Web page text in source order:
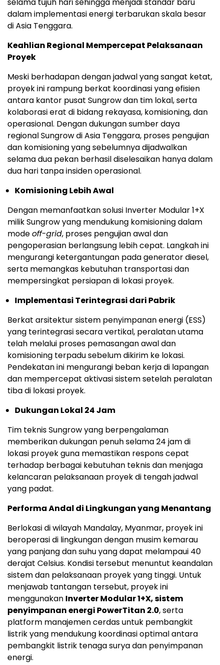
dalam implementasi energi terbarukan skala besar
di Asia Tenggara.
Keahlian Regional Mempercepat Pelaksanaan
Proyek
Meski berhadapan dengan jadwal yang sangat ketat,
proyek ini rampung berkat koordinasi yang efisien
antara kantor pusat Sungrow dan tim lokal, serta
kolaborasi erat di bidang rekayasa, komisioning, dan
operasional. Dengan dukungan sumber daya
regional Sungrow di Asia Tenggara, proses pengujian
dan komisioning yang sebelumnya dijadwalkan
selama dua pekan berhasil diselesaikan hanya dalam
dua hari tanpa insiden operasional.
Komisioning Lebih Awal
Dengan memanfaatkan solusi Inverter Modular 1+X
milik Sungrow yang mendukung komisioning dalam
modeoff-grid, proses pengujian awal dan
pengoperasian berlangsung lebih cepat. Langkah ini
mengurangi ketergantungan pada generator diesel,
serta memangkas kebutuhan transportasi dan
mempersingkat persiapan di lokasi proyek.
Implementasi Terintegrasi dari Pabrik
Berkat arsitektur sistem penyimpanan energi (ESS)
yang terintegrasi secara vertikal, peralatan utama
telah melalui proses pemasangan awal dan
komisioning terpadu sebelum dikirim ke lokasi.
Pendekatan ini mengurangi beban kerja di lapangan
dan mempercepat aktivasi sistem setelah peralatan
tiba di lokasi proyek.
Dukungan Lokal 24 Jam
Tim teknis Sungrow yang berpengalaman
memberikan dukungan penuh selama 24 jam di
lokasi proyek guna memastikan respons cepat
terhadap berbagai kebutuhan teknis dan menjaga
kelancaran pelaksanaan proyek di tengah jadwal
yang padat.
Performa Andal di Lingkungan yang Menantang
Berlokasi di wilayah Mandalay, Myanmar, proyek ini
beroperasi di lingkungan dengan musim kemarau
yang panjang dan suhu yang dapat melampaui 40
derajat Celsius. Kondisi tersebut menuntut keandalan
sistem dan pelaksanaan proyek yang tinggi. Untuk
menjawab tantangan tersebut, proyek ini
menggunakan Inverter Modular 1+X, sistem
penyimpanan energi PowerTitan 2.0, serta
platform manajemen cerdas untuk pembangkit
listrik yang mendukung koordinasi optimal antara
pembangkit listrik tenaga surya dan penyimpanan
energi.